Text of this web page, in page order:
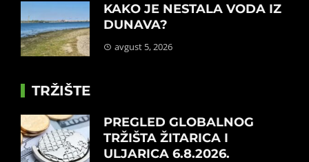
KAKO JE NESTALA VODA IZ
DUNAVA?
avgust 5, 2026
TRŽIŠTE
PREGLED GLOBALNOG
TRŽIŠTA ŽITARICA I
ULJARICA 6.8.2026.